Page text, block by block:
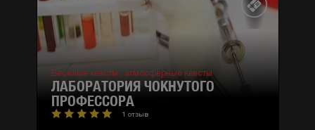
Веселые квесты , атмосферные квесты
ЛАБОРАТОРИЯ ЧОКНУТОГО
ПРОФЕССОРА
1 отзыв